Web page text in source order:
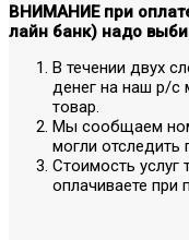
ВНИМАНИЕ при
лайн банк) надо
В течении двух
денег на наш р/с
товар.
Мы сообщаем
могли отследить
Стоимость услуг
оплачиваете при